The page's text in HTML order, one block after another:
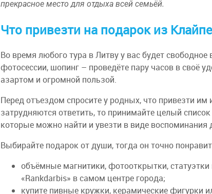
прекрасное место для отдыха всей семьёй.
Что привезти на подарок из
Во время любого тура в Литву у вас будет
фотосессии, шопинг – проведёте пару часов в своё
азартом и огромной пользой.
Перед отъездом спросите у родных, что привезти им
затрудняются ответить, то принимайте целый
которые можно найти и увезти в виде воспоминания
Выбирайте подарок от души, тогда он точно
объёмные магнитики, фотооткрытки, статуэтки
«Rankdarbis» в самом центре города;
купите пивные кружки, керамические фигурки